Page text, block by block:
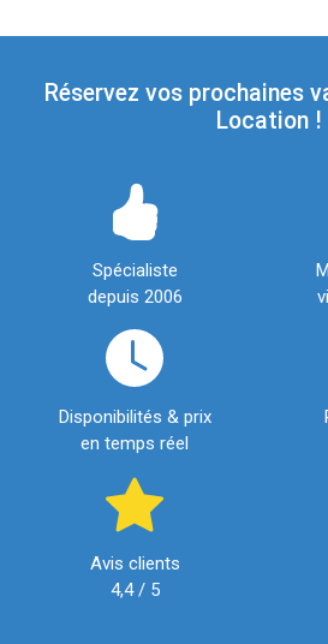
Réservez vos prochaines
Location !
Spécialiste
depuis 2006
Disponibilités & prix
en temps réel
Avis clients
4,4 / 5